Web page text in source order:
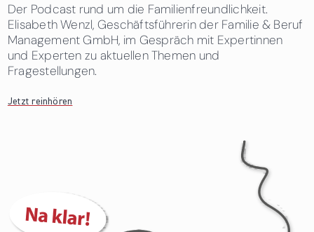
Der Podcast rund um die Familienfreundlichkeit.
Elisabeth Wenzl, Geschäftsführerin der Familie & Beruf
Management GmbH, im Gespräch mit Expertinnen
und Experten zu aktuellen Themen und
Fragestellungen.
Jetzt reinhören